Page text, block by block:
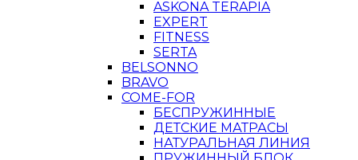
ASKONA TERAPIA
EXPERT
FITNESS
SERTA
BELSONNO
BRAVO
COME-FOR
БЕСПРУЖИННЫЕ
ДЕТСКИЕ МАТРАСЫ
НАТУРАЛЬНАЯ ЛИНИЯ